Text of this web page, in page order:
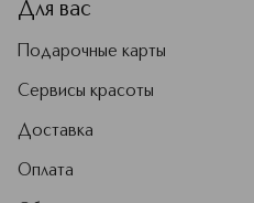
Для вас
Подарочные карты
Сервисы красоты
Доставка
Оплата